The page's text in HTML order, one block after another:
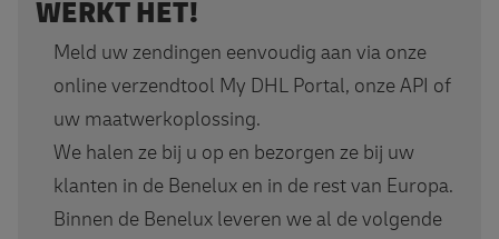
WERKT HET!
Meld uw zendingen eenvoudig aan via onze
online verzendtool My DHL Portal, onze API of
uw maatwerkoplossing.
We halen ze bij u op en bezorgen ze bij uw
klanten in de Benelux en in de rest van Europa.
Binnen de Benelux leveren we al de volgende